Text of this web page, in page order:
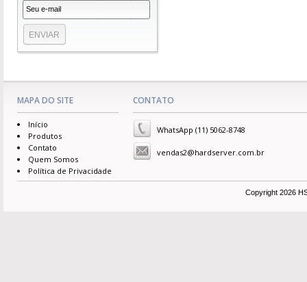
MAPA DO SITE
Início
Produtos
Contato
Quem Somos
Política de Privacidade
CONTATO
WhatsApp (11) 5062-8748
vendas2@hardserver.com.br
Copyright 2026